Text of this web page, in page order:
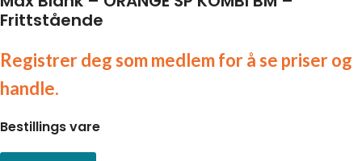
Frittstående
Registrer deg som medlem for å se priser og
handle.
Bestillings vare